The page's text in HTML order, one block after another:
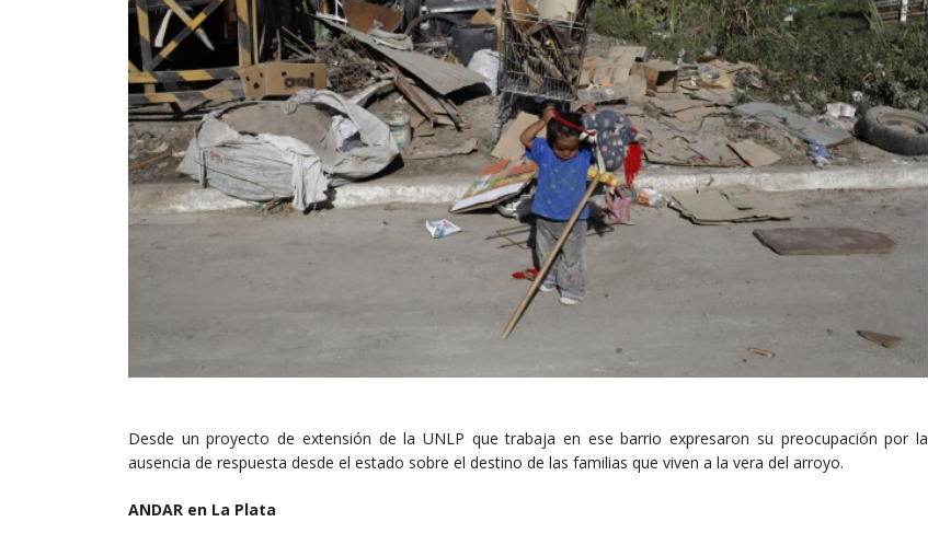
Desde un proyecto de extensión de la UNLP que trabaja en ese barrio expresaron su preocupación por la
ausencia de respuesta desde el estado sobre el destino de las familias que viven a la vera del arroyo.
ANDAR en La Plata